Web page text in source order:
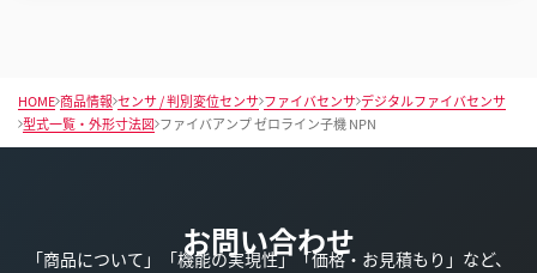
HOME 商品情報 センサ / 判別変位センサ ファイバセンサ デジタルファイバセンサ
型式一覧・外形寸法図 ファイバアンプ ゼロライン子機 NPN
お問い合わせ
「商品について」「機能の実現性」「価格・お見積もり」など、